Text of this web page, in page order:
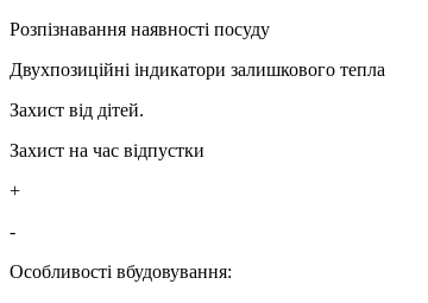
Розпізнавання наявності посуду
Двухпозиційні індикатори залишкового тепла
Захист від дітей.
Захист на час відпустки
+
-
Особливості вбудовування: